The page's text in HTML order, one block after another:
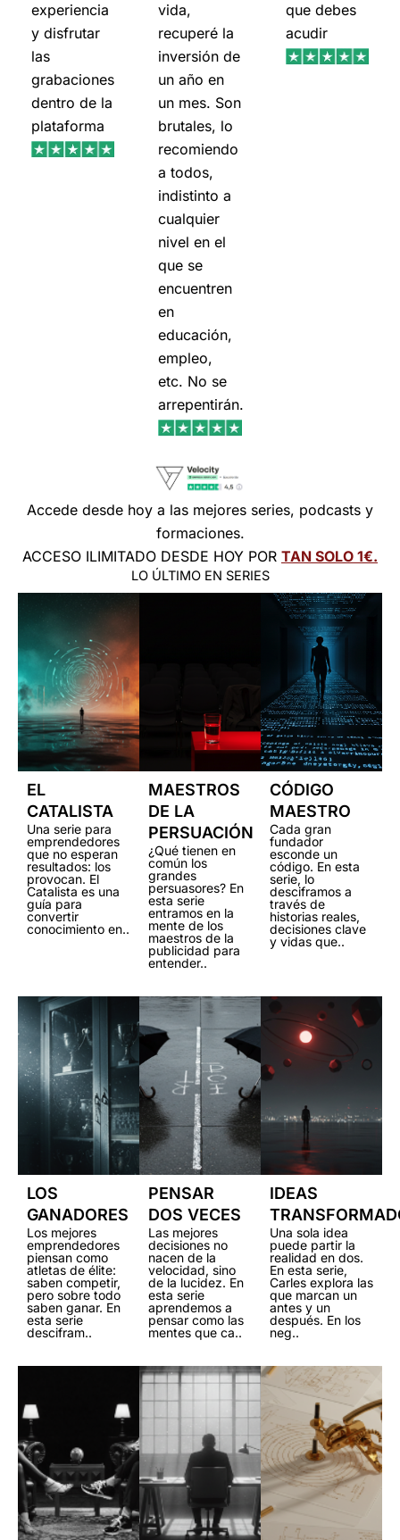
experiencia
y disfrutar
las
grabaciones
dentro de la
plataforma
vida,
recuperé la
inversión de
un año en
un mes. Son
brutales, lo
recomiendo
a todos,
indistinto a
cualquier
nivel en el
que se
encuentren
en
educación,
empleo,
etc. No se
arrepentirán.
que debes
acudir
Accede desde hoy a las mejores series, podcasts y
formaciones.
ACCESO ILIMITADO DESDE HOY POR TAN SOLO 1€.
LO ÚLTIMO EN SERIES
EL
CATALISTA
Una serie para
emprendedores
que no esperan
resultados: los
provocan. El
Catalista es una
guía para
convertir
conocimiento en..
MAESTROS
DE LA
PERSUACIÓN
¿Qué tienen en
común los
grandes
persuasores? En
esta serie
entramos en la
mente de los
maestros de la
publicidad para
entender..
CÓDIGO
MAESTRO
Cada gran
fundador
esconde un
código. En esta
serie, lo
desciframos a
través de
historias reales,
decisiones clave
y vidas que..
LOS
GANADORES
Los mejores
emprendedores
piensan como
atletas de élite:
saben competir,
pero sobre todo
saben ganar. En
esta serie
descifram..
PENSAR
DOS VECES
Las mejores
decisiones no
nacen de la
velocidad, sino
de la lucidez. En
esta serie
aprendemos a
pensar como las
mentes que ca..
IDEAS
Una sola idea
puede partir la
realidad en dos.
En esta serie,
Carles explora las
que marcan un
antes y un
después. En los
neg..